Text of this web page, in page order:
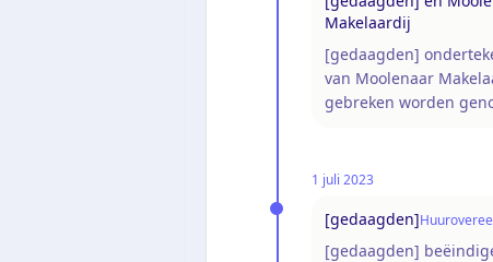
Makelaardij
[gedaagden]
van Moolenaar
gebreken worden
1 juli 2023
[gedaagden]
[gedaagden]